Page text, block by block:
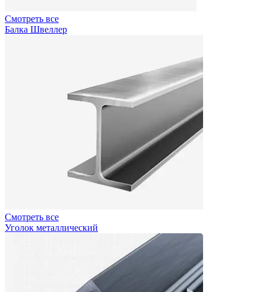
Смотреть все
Балка Швеллер
Смотреть все
Уголок металлический